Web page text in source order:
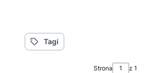
Tagi
Strona z 1